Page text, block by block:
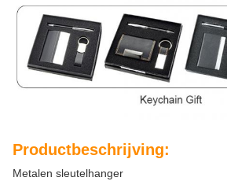
Productbeschrijving:
Metalen sleutelhanger